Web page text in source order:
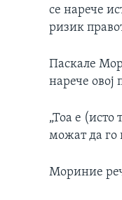
се нарече
ризик
Паскале
нарече овој
„Тоа е (исто
можат да го
Мориние